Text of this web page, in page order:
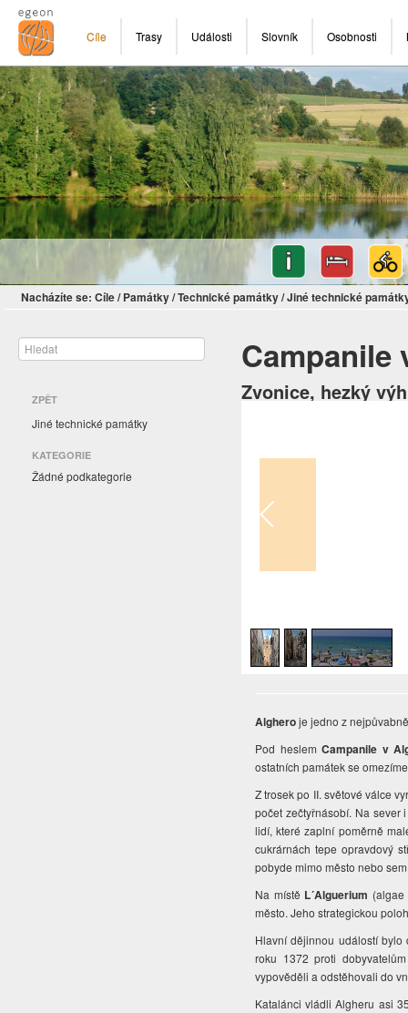
Cíle Trasy Události Slovník Osobnosti
Nacházíte se: Cíle/ Památky/Technické památky/Jiné technické
ZPĚT
Jiné technické památky
KATEGORIE
Žádné podkategorie
Campanile
Zvonice, hezký
Algheroje jedno z
Pod heslemCampanile v
ostatních památek se
Z trosek po II. světové válce
počet zečtyřnásobí. Na sever
lidí, které zaplní poměrně
cukrárnách tepe opravdový
pobyde mimo město nebo
Na místě L´Alguerium
město. Jeho strategickou
Hlavní dějinnou událostí
roku 1372 proti
vypověděli a odstěhovali do
Katalánci vládli Algheru asi